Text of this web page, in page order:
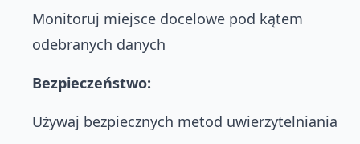
Monitoruj miejsce docelowe pod kątem
odebranych danych
Bezpieczeństwo:
Używaj bezpiecznych metod uwierzytelniania